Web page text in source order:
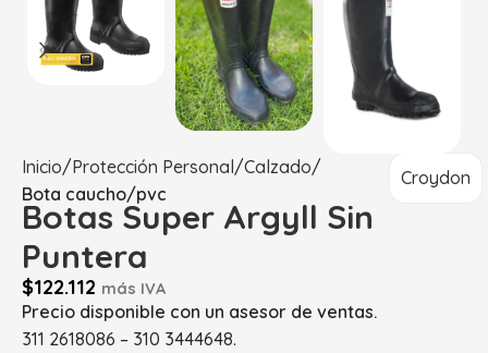
Inicio Protección Personal Calzado
Bota caucho/pvc
Croydon
Botas Super Argyll Sin
Puntera
$122.112 más IVA
Precio disponible con un asesor de ventas.
311 2618086 – 310 3444648.